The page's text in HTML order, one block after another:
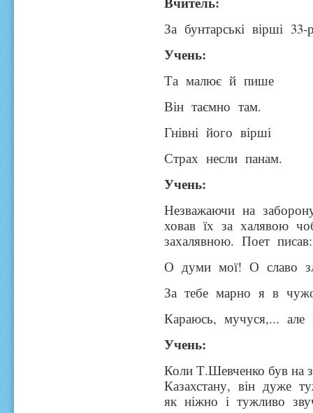
За бунтарські вірші
Учень:
Та малює й пише
Він таємно там.
Гнівні його вірші
Страх несли панам.
Учень:
Незважаючи на
ховав їх за халявою
захалявною. Поет писав:
О думи мої! О славо
За тебе марно я в
Караюсь, мучуся,... але
Учень:
Коли Т.Шевченко був на
Казахстану, він дуже
як ніжно і тужливо